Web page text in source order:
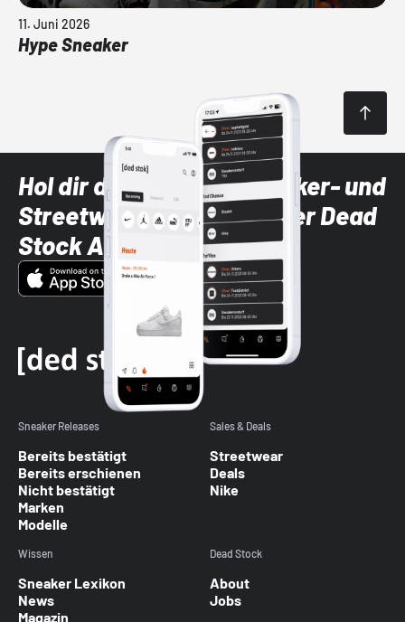
11. Juni 2026
Hype Sneaker
Hol dir die neuesten Sneaker- und
Streetwear-Brands mit der Dead
Stock App
Sneaker Releases
Bereits bestätigt
Bereits erschienen
Nicht bestätigt
Marken
Modelle
Sales & Deals
Streetwear
Deals
Nike
Wissen
Sneaker Lexikon
News
Magazin
Dead Stock
About
Jobs